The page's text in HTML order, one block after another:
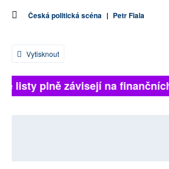
Česká politická scéna | Petr Fiala
Vytisknout
listy plně závisejí na